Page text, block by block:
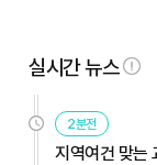
실시간 뉴스
2분전
지역여건 맞는